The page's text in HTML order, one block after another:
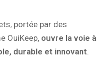
portée par des
OuiKeep, ouvre la voie à
durable et innovant